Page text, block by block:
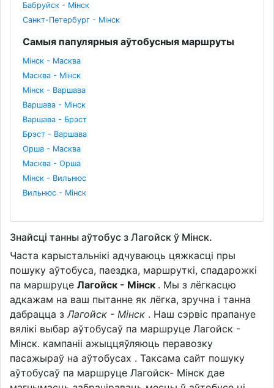
Бабруйск - Мінск
Санкт-Петербург - Мінск
Самыя папулярныя аўтобусныя маршруты
Мінск - Масква
Масква - Мінск
Мінск - Варшава
Варшава - Мінск
Варшава - Брэст
Брэст - Варшава
Орша - Масква
Масква - Орша
Мінск - Вильнюс
Вильнюс - Мінск
Знайсці танны аўтобус з Лагойск ў Мінск.
Часта карыстальнікі адчуваюць цяжкасці пры
пошуку аўтобуса, паездка, маршруткі, спадарожкі
па маршруце Лагойск - Мінск . Мы з лёгкасцю
адкажам на ваш пытанне як лёгка, зручна і танна
дабрацца з Лагойск - Мінск . Наш сэрвіс прапануе
вялікі выбар аўтобусаў па маршруце Лагойск -
Мінск. кампаніі ажыццяўляюць перавозку
пасажыраў на аўтобусах . Таксама сайт пошуку
аўтобусаў па маршруце Лагойск- Мінск дае